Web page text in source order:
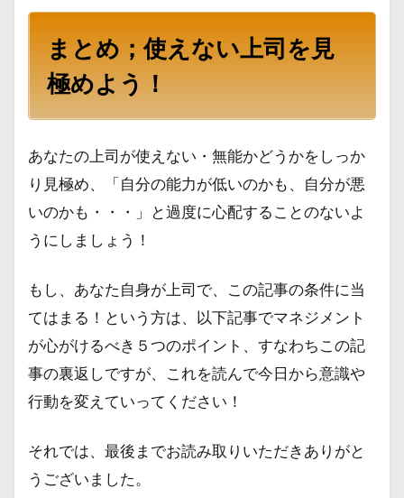
まとめ；使えない上司を見
極めよう！
あなたの上司が使えない・無能かどうかをしっか
り見極め、「自分の能力が低いのかも、自分が悪
いのかも・・・」と過度に心配することのないよ
うにしましょう！
もし、あなた自身が上司で、この記事の条件に当
てはまる！という方は、以下記事でマネジメント
が心がけるべき５つのポイント、すなわちこの記
事の裏返しですが、これを読んで今日から意識や
行動を変えていってください！
それでは、最後までお読み取りいただきありがと
うございました。